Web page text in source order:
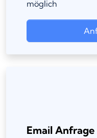
möglich
Email Anfrage